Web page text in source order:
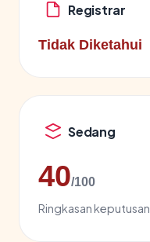
Registrar
Tidak Diketahui
Sedang
40/100
Ringkasan keputusan